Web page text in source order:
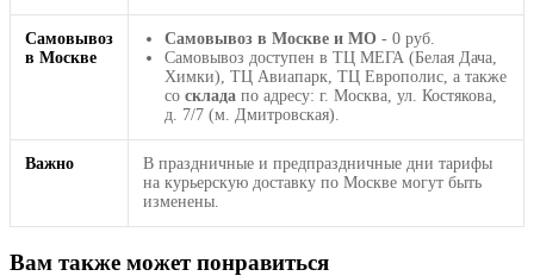
Самовывоз
в Москве
Самовывоз в Москве и МО - 0 руб.
Самовывоз доступен в ТЦ МЕГА (Белая Дача,
Химки), ТЦ Авиапарк, ТЦ Европолис, а также
со склада по адресу: г. Москва, ул. Костякова,
д. 7/7 (м. Дмитровская).
Важно
В праздничные и предпраздничные дни тарифы
на курьерскую доставку по Москве могут быть
изменены.
Вам также может понравиться